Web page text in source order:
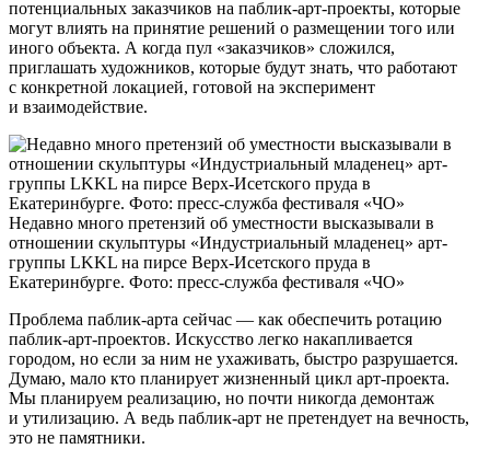
потенциальных заказчиков на паблик-арт-проекты, которые
могут влиять на принятие решений о размещении того или
иного объекта. А когда пул «заказчиков» сложился,
приглашать художников, которые будут знать, что работают
с конкретной локацией, готовой на эксперимент
и взаимодействие.
Недавно много претензий об уместности высказывали в
отношении скульптуры «Индустриальный младенец» арт-
группы LKKL на пирсе Верх-Исетского пруда в
Екатеринбурге. Фото: пресс-служба фестиваля «ЧО»
Проблема паблик-арта сейчас — как обеспечить ротацию
паблик-арт-проектов. Искусство легко накапливается
городом, но если за ним не ухаживать, быстро разрушается.
Думаю, мало кто планирует жизненный цикл арт-проекта.
Мы планируем реализацию, но почти никогда демонтаж
и утилизацию. А ведь паблик-арт не претендует на вечность,
это не памятники.